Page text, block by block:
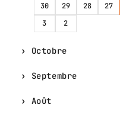
30 29 28 27
3
2
Octobre
Septembre
Août